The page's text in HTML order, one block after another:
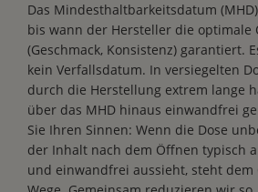
Das Mindesthaltbarkeitsdatum
bis wann der Hersteller die optimale
(Geschmack, Konsistenz) garantiert.
kein Verfallsdatum. In versiegelten
durch die Herstellung extrem lange
über das MHD hinaus einwandfrei
Sie Ihren Sinnen: Wenn die Dose
der Inhalt nach dem Öffnen typisch
und einwandfrei aussieht, steht dem